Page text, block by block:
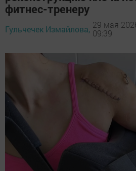
фитнес-тренеру
Гульчечек Измайлова, 29 мая
09:39